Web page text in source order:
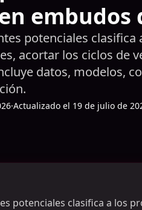
embudos
potenciales clasifica
acortar los ciclos de
datos, modelos,
·Actualizado el 19 de julio de
potenciales clasifica a los